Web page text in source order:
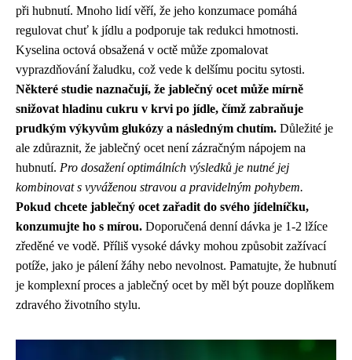
při hubnutí. Mnoho lidí věří, že jeho konzumace pomáhá
regulovat chuť k jídlu a podporuje tak redukci hmotnosti.
Kyselina octová obsažená v octě může zpomalovat
vyprazdňování žaludku, což vede k delšímu pocitu sytosti.
Některé studie naznačují, že jablečný ocet může mírně
snižovat hladinu cukru v krvi po jídle, čímž zabraňuje
prudkým výkyvům glukózy a následným chutím. Důležité je
ale zdůraznit, že jablečný ocet není zázračným nápojem na
hubnutí. Pro dosažení optimálních výsledků je nutné jej
kombinovat s vyváženou stravou a pravidelným pohybem.
Pokud chcete jablečný ocet zařadit do svého jídelníčku,
konzumujte ho s mírou. Doporučená denní dávka je 1-2 lžíce
zředěné ve vodě. Příliš vysoké dávky mohou způsobit zažívací
potíže, jako je pálení žáhy nebo nevolnost. Pamatujte, že hubnutí
je komplexní proces a jablečný ocet by měl být pouze doplňkem
zdravého životního stylu.